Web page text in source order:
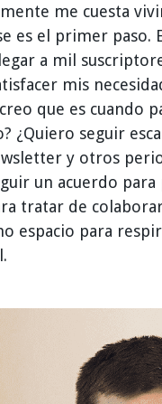
me cuesta
es el primer
a mil
mis
que es cuando
¿Quiero seguir
y otros
un acuerdo
tratar de
espacio para